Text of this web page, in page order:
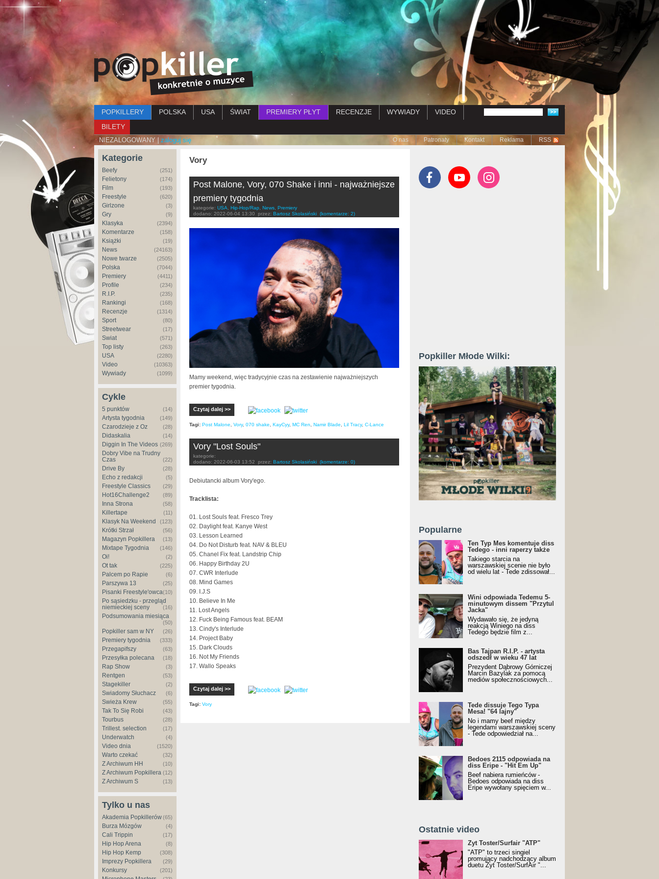
Przejdź do treści
Menu główne
POPKILLERY POLSKA USA ŚWIAT PREMIERY PŁYT RECENZJE WYWIADY
VIDEO
BILETY
NIEZALOGOWANY | zaloguj się Submenu
O nas Patronaty Kontakt Reklama RSS
Kategorie
Beefy (251)
Felietony (174)
Film (193)
Freestyle (620)
Girlzone (3)
Gry (9)
Klasyka (2394)
Komentarze (158)
Książki (19)
News (24163)
Nowe twarze (2505)
Polska (7044)
Premiery (4411)
Profile (234)
R.I.P. (235)
Rankingi (168)
Recenzje (1314)
Sport (80)
Streetwear (17)
Świat (571)
Top listy (263)
USA (2280)
Video (10363)
Wywiady (1099)
Cykle
5 punktów (14)
Artysta tygodnia (149)
Czarodzieje z Oz (28)
Didaskalia (14)
Diggin In The Videos (269)
Dobry Vibe na Trudny
Czas
(22)
Drive By (28)
Echo z redakcji (5)
Freestyle Classics (29)
Hot16Challenge2 (89)
Inna Strona (58)
Killertape (11)
Klasyk Na Weekend (123)
Krótki Strzał (56)
Magazyn Popkillera (13)
Mixtape Tygodnia (146)
Oi! (2)
Ot tak (225)
Palcem po Rapie (6)
Parszywa 13 (25)
Pisanki Freestyle'owca(10)
Po sąsiedzku - przegląd
niemieckiej sceny
(16)
Podsumowania miesiąca
(50)
Popkiller sam w NY (26)
Premiery tygodnia (333)
Przegapifszy (63)
Przesyłka polecana (18)
Rap Show (3)
Rentgen (53)
Stagekiller (2)
Świadomy Słuchacz (6)
Świeża Krew (55)
Tak To Się Robi (43)
Tourbus (28)
Trillest. selection (17)
Underwatch (4)
Video dnia (1520)
Warto czekać (32)
Z Archiwum HH (10)
Z Archiwum Popkillera (12)
Z Archiwum S (13)
Tylko u nas
Akademia Popkillerów(65)
Burza Mózgów (4)
Cali Trippin (17)
Hip Hop Arena (8)
Hip Hop Kemp (308)
Imprezy Popkillera (29)
Konkursy (201)
Vory
Post Malone, Vory, 070 Shake i inni - najważniejsze
premiery tygodnia
kategorie: USA Hip-Hop/Rap News Premiery
dodano: 2022-06-04 13:30 przez: Bartosz Skolasiński (komentarze: 2)
Mamy weekend, więc tradycyjnie czas na zestawienie najważniejszych
premier tygodnia.
Czytaj dalej >>
Tagi: Post Malone, Vory, 070 shake, KayCyy, MC Ren, Namir Blade, Lil Tracy, C-Lance
Vory "Lost Souls"
kategorie:
dodano: 2022-06-03 13:52 przez: Bartosz Skolasiński (komentarze: 0)
Debiutancki album Vory'ego.
Tracklista:
01. Lost Souls feat. Fresco Trey
02. Daylight feat. Kanye West
03. Lesson Learned
04. Do Not Disturb feat. NAV & BLEU
05. Chanel Fix feat. Landstrip Chip
06. Happy Birthday 2U
07. CWR Interlude
08. Mind Games
09. I.J.S
10. Believe In Me
11. Lost Angels
12. Fuck Being Famous feat. BEAM
13. Cindy's Interlude
14. Project Baby
15. Dark Clouds
16. Not My Friends
17. Wallo Speaks
Czytaj dalej >>
Tagi: Vory
Popkiller Młode Wilki:
Popularne
Ten Typ Mes komentuje diss
Tedego - inni raperzy także
Takiego starcia na
warszawskiej scenie nie było
od wielu lat - Tede zdissował...
Wini odpowiada Tedemu 5-
minutowym dissem "Przytul
Jacka"
Wydawało się, że jedyną
reakcją Winiego na diss
Tedego będzie film z...
Bas Tajpan R.I.P. - artysta
odszedł w wieku 47 lat
Prezydent Dąbrowy Górniczej
Marcin Bazylak za pomocą
mediów społecznościowych...
Tede dissuje Tego Typa
Mesa! "64 lajny"
No i mamy beef między
legendami warszawskiej sceny
- Tede odpowiedział na...
Bedoes 2115 odpowiada na
diss Eripe - "Hit Em Up"
Beef nabiera rumieńców -
Bedoes odpowiada na diss
Eripe wywołany spięciem w...
Ostatnie video
Żyt Toster/SurfAir - ATP VIDEO
Żyt Toster/Surfair "ATP"
"ATP" to trzeci singiel
promujący nadchodzący album
duetu Żyt Toster/SurfAir "...